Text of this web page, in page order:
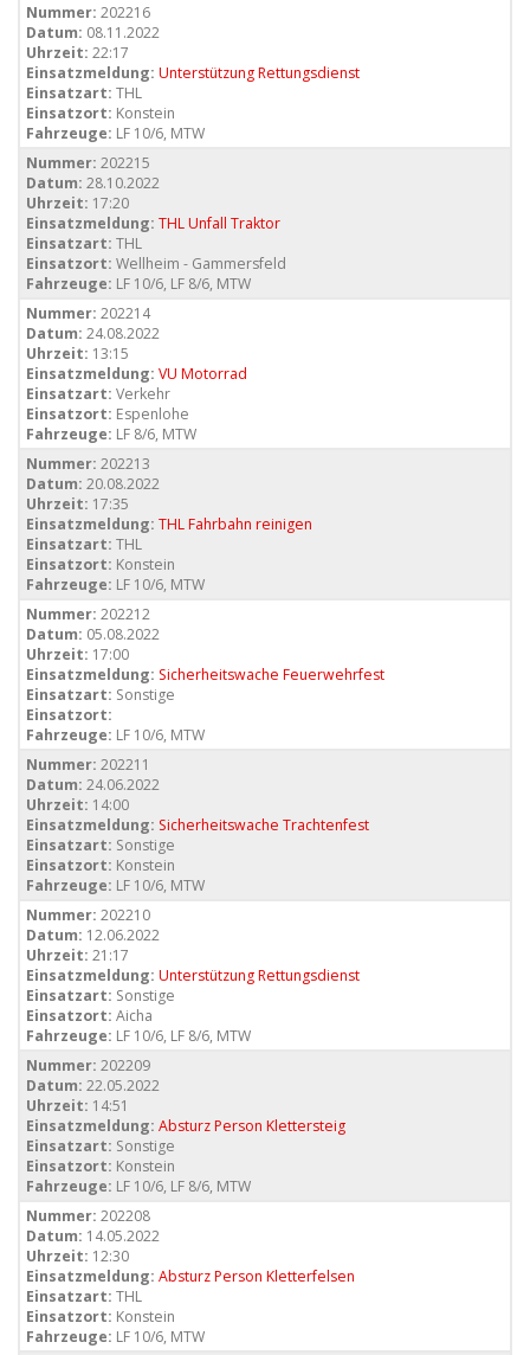
Nummer: 202216
Datum: 08.11.2022
Uhrzeit: 22:17
Einsatzmeldung: Unterstützung Rettungsdienst
Einsatzart: THL
Einsatzort: Konstein
Fahrzeuge: LF 10/6, MTW
Nummer: 202215
Datum: 28.10.2022
Uhrzeit: 17:20
Einsatzmeldung: THL Unfall Traktor
Einsatzart: THL
Einsatzort: Wellheim - Gammersfeld
Fahrzeuge: LF 10/6, LF 8/6, MTW
Nummer: 202214
Datum: 24.08.2022
Uhrzeit: 13:15
Einsatzmeldung: VU Motorrad
Einsatzart: Verkehr
Einsatzort: Espenlohe
Fahrzeuge: LF 8/6, MTW
Nummer: 202213
Datum: 20.08.2022
Uhrzeit: 17:35
Einsatzmeldung: THL Fahrbahn reinigen
Einsatzart: THL
Einsatzort: Konstein
Fahrzeuge: LF 10/6, MTW
Nummer: 202212
Datum: 05.08.2022
Uhrzeit: 17:00
Einsatzmeldung: Sicherheitswache Feuerwehrfest
Einsatzart: Sonstige
Einsatzort:
Fahrzeuge: LF 10/6, MTW
Nummer: 202211
Datum: 24.06.2022
Uhrzeit: 14:00
Einsatzmeldung: Sicherheitswache Trachtenfest
Einsatzart: Sonstige
Einsatzort: Konstein
Fahrzeuge: LF 10/6, MTW
Nummer: 202210
Datum: 12.06.2022
Uhrzeit: 21:17
Einsatzmeldung: Unterstützung Rettungsdienst
Einsatzart: Sonstige
Einsatzort: Aicha
Fahrzeuge: LF 10/6, LF 8/6, MTW
Nummer: 202209
Datum: 22.05.2022
Uhrzeit: 14:51
Einsatzmeldung: Absturz Person Klettersteig
Einsatzart: Sonstige
Einsatzort: Konstein
Fahrzeuge: LF 10/6, LF 8/6, MTW
Nummer: 202208
Datum: 14.05.2022
Uhrzeit: 12:30
Einsatzmeldung: Absturz Person Kletterfelsen
Einsatzart: THL
Einsatzort: Konstein
Fahrzeuge: LF 10/6, MTW